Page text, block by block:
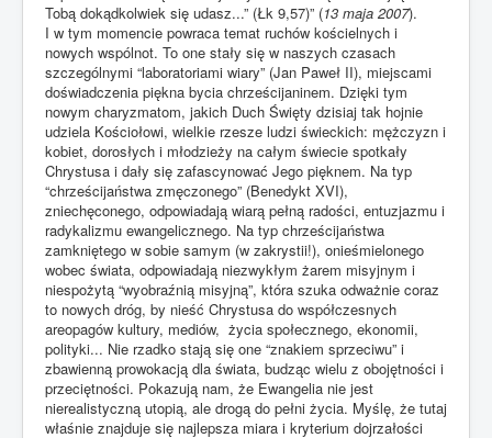
Tobą dokądkolwiek się udasz...” (Łk 9,57)” (13 maja 2007).
I w tym momencie powraca temat ruchów kościelnych i
nowych wspólnot. To one stały się w naszych czasach
szczególnymi “laboratoriami wiary” (Jan Paweł II), miejscami
doświadczenia piękna bycia chrześcijaninem. Dzięki tym
nowym charyzmatom, jakich Duch Święty dzisiaj tak hojnie
udziela Kościołowi, wielkie rzesze ludzi świeckich: mężczyzn i
kobiet, dorosłych i młodzieży na całym świecie spotkały
Chrystusa i dały się zafascynować Jego pięknem. Na typ
“chrześcijaństwa zmęczonego” (Benedykt XVI),
zniechęconego, odpowiadają wiarą pełną radości, entuzjazmu i
radykalizmu ewangelicznego. Na typ chrześcijaństwa
zamkniętego w sobie samym (w zakrystii!), onieśmielonego
wobec świata, odpowiadają niezwykłym żarem misyjnym i
niespożytą “wyobraźnią misyjną”, która szuka odważnie coraz
to nowych dróg, by nieść Chrystusa do współczesnych
areopagów kultury, mediów, życia społecznego, ekonomii,
polityki... Nie rzadko stają się one “znakiem sprzeciwu” i
zbawienną prowokacją dla świata, budząc wielu z obojętności i
przeciętności. Pokazują nam, że Ewangelia nie jest
nierealistyczną utopią, ale drogą do pełni życia. Myślę, że tutaj
właśnie znajduje się najlepsza miara i kryterium dojrzałości